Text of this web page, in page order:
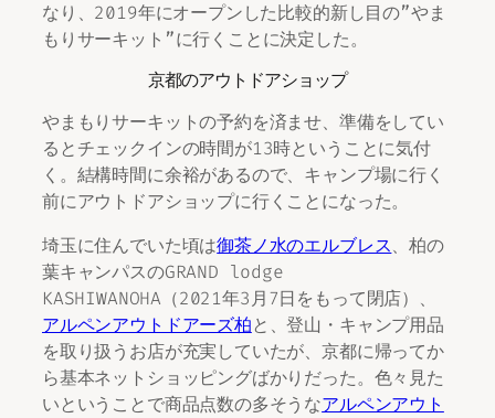
なり、2019年にオープンした比較的新し目の”やま
もりサーキット”に行くことに決定した。
京都のアウトドアショップ
やまもりサーキットの予約を済ませ、準備をしてい
るとチェックインの時間が13時ということに気付
く。結構時間に余裕があるので、キャンプ場に行く
前にアウトドアショップに行くことになった。
埼玉に住んでいた頃は御茶ノ水のエルブレス、柏の
葉キャンパスのGRAND lodge
KASHIWANOHA（2021年3月7日をもって閉店）、
アルペンアウトドアーズ柏と、登山・キャンプ用品
を取り扱うお店が充実していたが、京都に帰ってか
ら基本ネットショッピングばかりだった。色々見た
いということで商品点数の多そうなアルペンアウト